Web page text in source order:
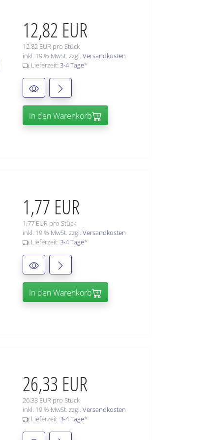
12,82 EUR
12,82 EUR pro Stück
inkl. 19 % MwSt. zzgl. Versandkosten
Lieferzeit: 3-4 Tage*
In den Warenkorb
1,77 EUR
1,77 EUR pro Stück
inkl. 19 % MwSt. zzgl. Versandkosten
Lieferzeit: 3-4 Tage*
In den Warenkorb
26,33 EUR
26,33 EUR pro Stück
inkl. 19 % MwSt. zzgl. Versandkosten
Lieferzeit: 3-4 Tage*